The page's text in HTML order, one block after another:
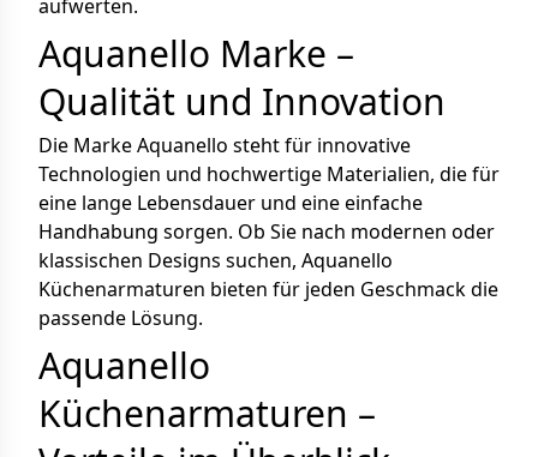
aufwerten.
Aquanello Marke –
Qualität und Innovation
Die Marke Aquanello steht für innovative
Technologien und hochwertige Materialien, die für
eine lange Lebensdauer und eine einfache
Handhabung sorgen. Ob Sie nach modernen oder
klassischen Designs suchen, Aquanello
Küchenarmaturen bieten für jeden Geschmack die
passende Lösung.
Aquanello
Küchenarmaturen –